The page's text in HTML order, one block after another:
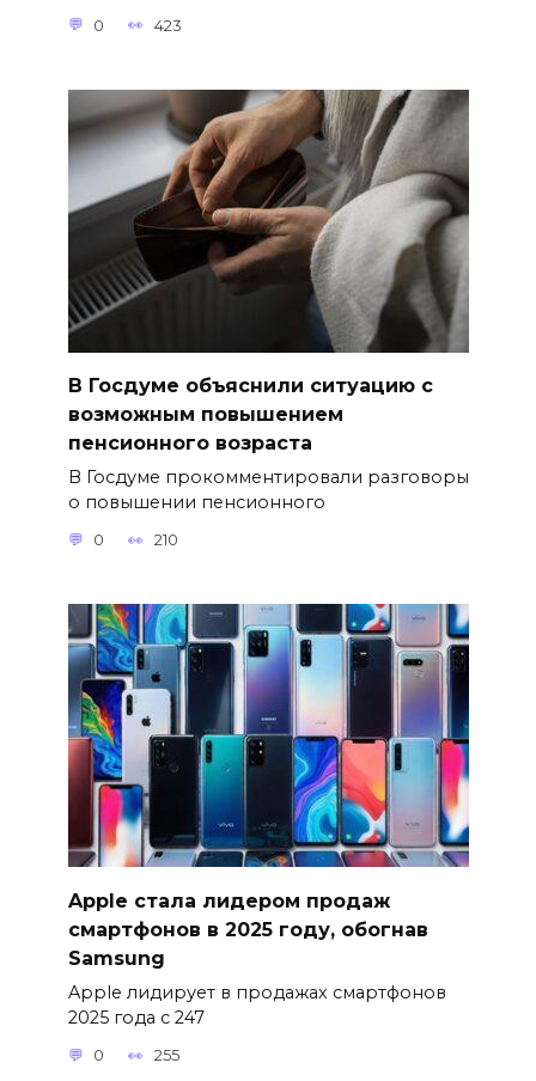
0 423
В Госдуме объяснили ситуацию с
возможным повышением
пенсионного возраста
В Госдуме прокомментировали разговоры
о повышении пенсионного
0 210
Apple стала лидером продаж
смартфонов в 2025 году, обогнав
Samsung
Apple лидирует в продажах смартфонов
2025 года с 247
0 255